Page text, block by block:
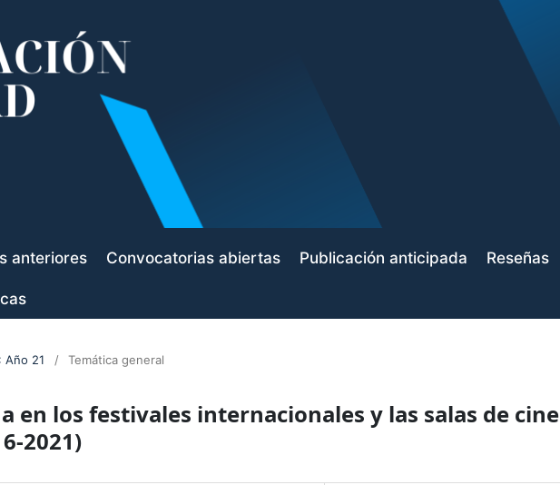
anteriores Convocatorias abiertas Publicación anticipada Reseñas
Año 21 / Temática general
en los festivales internacionales y las salas de cine
2021)